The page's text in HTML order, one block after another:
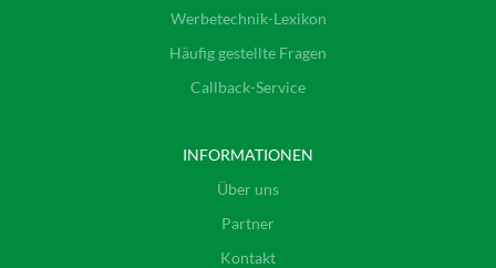
Werbetechnik-Lexikon
Häufig gestellte Fragen
Callback-Service
INFORMATIONEN
Über uns
Partner
Kontakt